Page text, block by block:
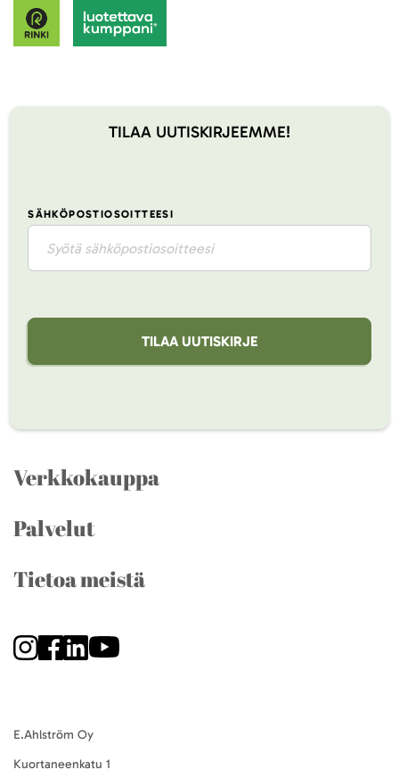
TILAA UUTISKIRJEEMME!
SÄHKÖPOSTIOSOITTEESI
TILAA UUTISKIRJE
Verkkokauppa
Palvelut
Tietoa meistä
E.Ahlström Oy
Kuortaneenkatu 1